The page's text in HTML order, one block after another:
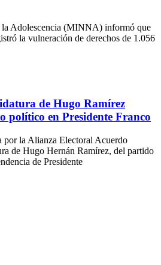
Adolescencia (MINNA) informó que
la vulneración de derechos de 1.056
de Hugo Ramírez
político en Presidente Franco
por la Alianza Electoral Acuerdo
de Hugo Hernán Ramírez, del partido
de Presidente